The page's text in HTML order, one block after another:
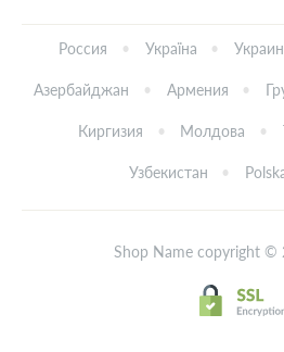
Россия Україна
Азербайджан Армения
Киргизия Молдова
Узбекистан
Shop Name copyright